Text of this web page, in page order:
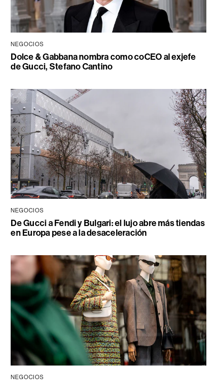
NEGOCIOS
Dolce & Gabbana nombra como coCEO al exjefe
de Gucci, Stefano Cantino
NEGOCIOS
De Gucci a Fendi y Bulgari: el lujo abre más tiendas
en Europa pese a la desaceleración
NEGOCIOS